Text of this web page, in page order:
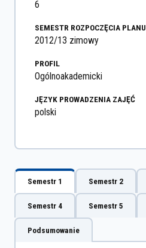
6
SEMESTR ROZPOCZĘCIA PLANU
2012/13 zimowy
PROFIL
Ogólnoakademicki
JĘZYK PROWADZENIA ZAJĘĆ
polski
Semestr 1 Semestr 2
Semestr 4 Semestr 5
Podsumowanie